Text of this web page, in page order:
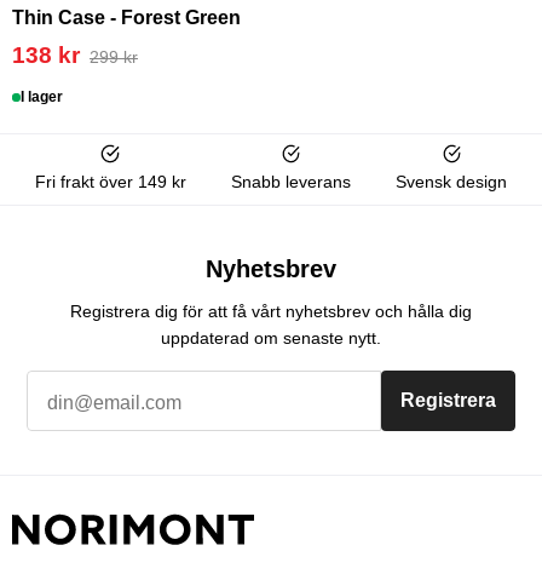
Thin Case - Forest Green
138 kr 299 kr
I lager
Fri frakt över 149 kr Snabb leverans Svensk design
Nyhetsbrev
Registrera dig för att få vårt nyhetsbrev och hålla dig
uppdaterad om senaste nytt.
Registrera